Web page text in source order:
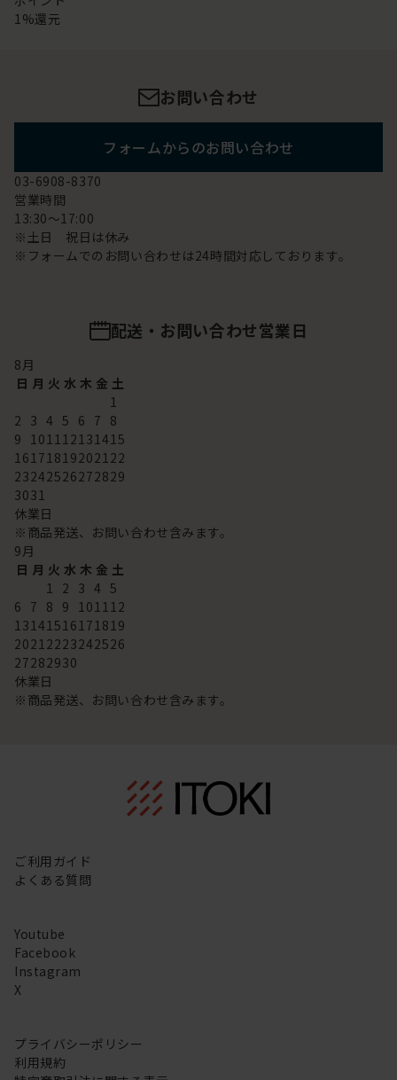
1%還元
お問い合わせ
フォームからのお問い合わせ
03-6908-8370
営業時間
13:30～17:00
※土日 祝日は休み
※フォームでのお問い合わせは24時間対応しております。
配送・お問い合わせ営業日
8月
日 月 火 水 木 金 土
1
2 3 4 5 6 7 8
9 101112131415
16171819202122
23242526272829
3031
休業日
※商品発送、お問い合わせ含みます。
9月
日 月 火 水 木 金 土
1 2 3 4 5
6 7 8 9 101112
13141516171819
20212223242526
27282930
休業日
※商品発送、お問い合わせ含みます。
ご利用ガイド
よくある質問
Youtube
Facebook
Instagram
X
プライバシーポリシー
利用規約